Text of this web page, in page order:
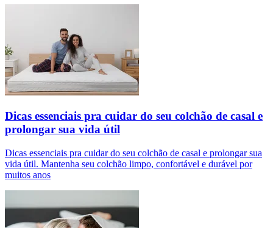
Dicas essenciais pra cuidar do seu colchão de casal e
prolongar sua vida útil
Dicas essenciais pra cuidar do seu colchão de casal e prolongar sua
vida útil. Mantenha seu colchão limpo, confortável e durável por
muitos anos